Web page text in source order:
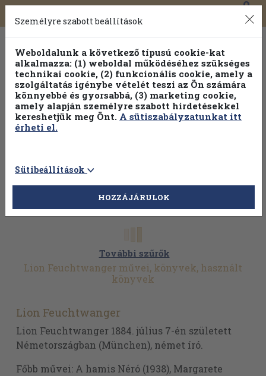
Toggle
navigation
0
Válogasson több mint 1.000.000 kiadványunk közül
100% kedvezménnyel!
További szűrők
Lion Feuchtwanger művei, könyvek, használt
könyvek
Lion Feuchtwanger
Lion Feuchtwanger 1884. július 7-én született
Németországban (München), német író.
Főbb művei: A hamis Néró (1938), Margarete
Személyre szabott beállítások
Weboldalunk a következő típusú cookie-kat
alkalmazza: (1) weboldal működéséhez szükséges
technikai cookie, (2) funkcionális cookie, amely a
szolgáltatás igénybe vételét teszi az Ön számára
könnyebbé és gyorsabbá, (3) marketing cookie,
amely alapján személyre szabott hirdetésekkel
kereshetjük meg Önt. A sütiszabályzatunkat itt
érheti el.
Sütibeállítások
HOZZÁJÁRULOK